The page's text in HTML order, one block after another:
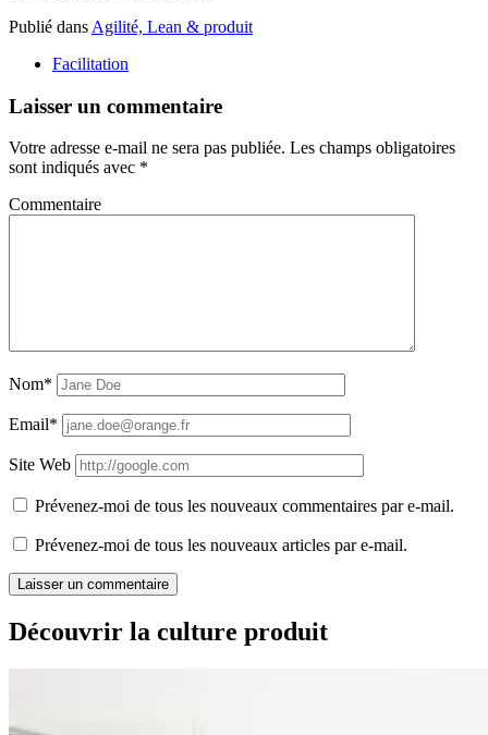
Publié dans Agilité, Lean & produit
Facilitation
Laisser un commentaire
Votre adresse e-mail ne sera pas publiée. Les champs obligatoires
sont indiqués avec *
Commentaire
Nom*
Email*
Site Web
Prévenez-moi de tous les nouveaux commentaires par e-mail.
Prévenez-moi de tous les nouveaux articles par e-mail.
Découvrir la culture produit